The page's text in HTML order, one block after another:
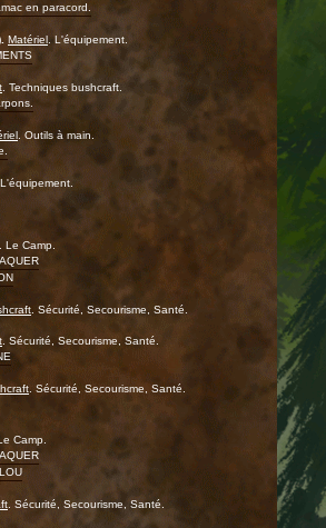
en paracord.
Matériel. L'équipement.
. Techniques bushcraft.
. Outils à main.
. L'équipement.
. Le Camp.
. Sécurité, Secourisme, Santé.
. Sécurité, Secourisme, Santé.
. Sécurité, Secourisme, Santé.
Le Camp.
. Sécurité, Secourisme, Santé.